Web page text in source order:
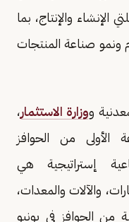
والإنتاج، بما
ونمو صناعة المنتجات
ووزارة الاستثمار،
2025 المجموعة الأولى من الحوافز
إستراتيجية هي
والآلات والمعدات،
من الحوافز في يونيو